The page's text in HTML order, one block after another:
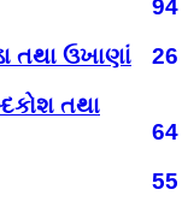
94
તથા ઉખાણાં
26
તથા
64
55